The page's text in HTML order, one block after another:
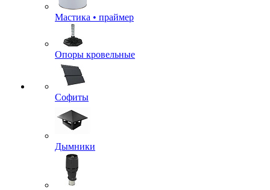
Мастика • праймер
Опоры кровельные
Софиты
Дымники